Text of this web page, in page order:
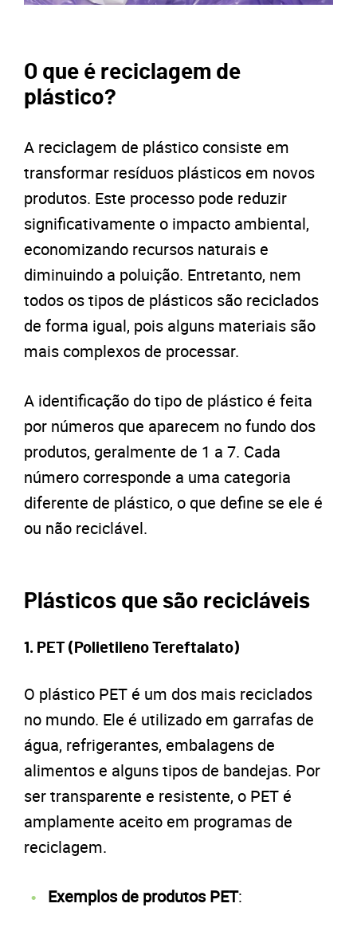
O que é reciclagem de
plástico?
A reciclagem de plástico consiste em
transformar resíduos plásticos em novos
produtos. Este processo pode reduzir
significativamente o impacto ambiental,
economizando recursos naturais e
diminuindo a poluição. Entretanto, nem
todos os tipos de plásticos são reciclados
de forma igual, pois alguns materiais são
mais complexos de processar.
A identificação do tipo de plástico é feita
por números que aparecem no fundo dos
produtos, geralmente de 1 a 7. Cada
número corresponde a uma categoria
diferente de plástico, o que define se ele é
ou não reciclável.
Plásticos que são recicláveis
1. PET (Polietileno Tereftalato)
O plástico PET é um dos mais reciclados
no mundo. Ele é utilizado em garrafas de
água, refrigerantes, embalagens de
alimentos e alguns tipos de bandejas. Por
ser transparente e resistente, o PET é
amplamente aceito em programas de
reciclagem.
Exemplos de produtos PET: